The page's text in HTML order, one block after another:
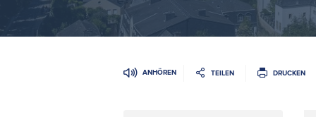
ANHÖREN TEILEN DRUCKEN